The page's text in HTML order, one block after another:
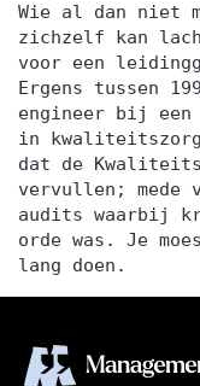
Wie al dan niet
zichzelf kan
voor een
Ergens tussen
engineer bij een
in
dat de
vervullen; mede
audits waarbij
orde was. Je
lang doen.